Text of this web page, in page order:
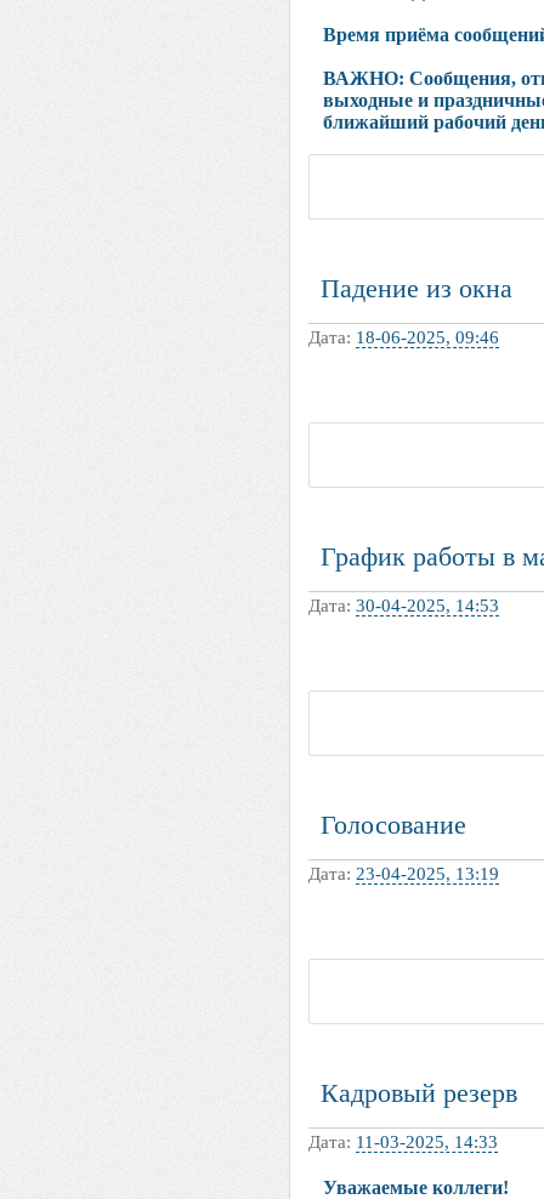
Время приёма
ВАЖНО: Сообщения,
выходные и
ближайший рабочий
Падение из окна
Дата: 18-06-2025, 09:46
График работы в
Дата: 30-04-2025, 14:53
Голосование
Дата: 23-04-2025, 13:19
Кадровый резерв
Дата: 11-03-2025, 14:33
Уважаемые коллеги!